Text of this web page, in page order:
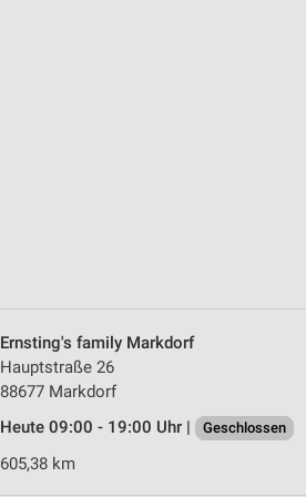
Ernsting's family Markdorf
Hauptstraße 26
88677 Markdorf
Heute 09:00 - 19:00 Uhr |
Geschlossen
605,38 km